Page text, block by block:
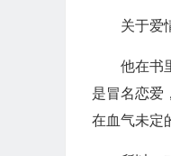
关于爱
他在书
是冒名恋爱
在血气未定